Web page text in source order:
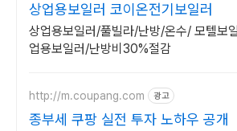
상업용보일러 코이온전기보일러
상업용보일러/풀빌라/난방/온수/ 모텔보
업용보일러/난방비30%절감
http://m.coupang.com 광고
종부세 쿠팡 실전 투자 노하우 공개